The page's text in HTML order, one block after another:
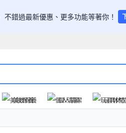
不錯過最新優惠、更多功能等著你！
美妝保養 個人清潔 玩具休